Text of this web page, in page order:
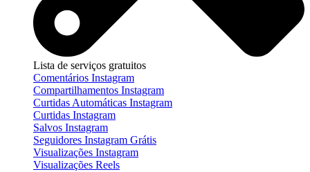
Lista de serviços gratuitos
Comentários Instagram
Compartilhamentos Instagram
Curtidas Automáticas Instagram
Curtidas Instagram
Salvos Instagram
Seguidores Instagram Grátis
Visualizações Instagram
Visualizações Reels